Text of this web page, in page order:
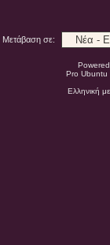
Μετάβαση σε:
Pro
Ελληνική